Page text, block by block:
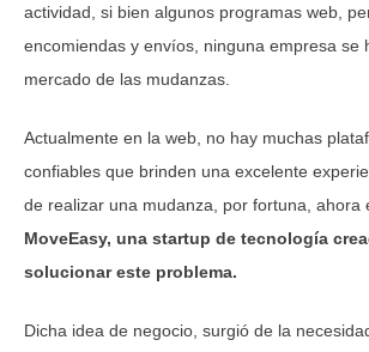
actividad, si bien algunos programas web,
encomiendas y envíos, ninguna empresa se
mercado de las mudanzas.
Actualmente en la web, no hay muchas
confiables que brinden una excelente
de realizar una mudanza, por fortuna, ahora
MoveEasy, una startup de tecnología
solucionar este problema.
Dicha idea de negocio, surgió de la